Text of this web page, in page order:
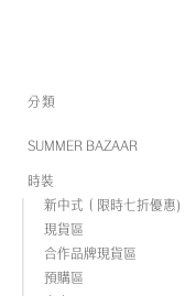
分類
SUMMER BAZAAR
時裝
新中式（限時七折優惠)
現貨區
合作品牌現貨區
預購區